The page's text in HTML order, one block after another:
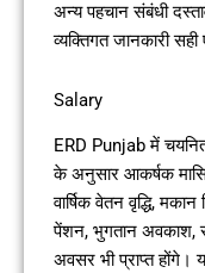
अन्य पहचान संबंधी
व्यक्तिगत जानकारी सही
Salary
ERD Punjab में चयनित
के अनुसार आकर्षक
वार्षिक वेतन वृद्धि, मकान
पेंशन, भुगतान अवकाश,
अवसर भी प्राप्त होंगे।